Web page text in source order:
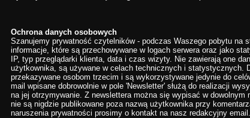
Ochrona danych osobowych
Szanujemy prywatność czytelników - podczas Waszego pobytu na
informacje, które są przechowywane w logach serwera oraz jako
IP, typ przeglądarki klienta, data i czas wizyty. Nie zawierają one
użytkownika, są używane w celach technicznych i statystycznych.
przekazywane osobom trzecim i są wykorzystywane jedynie do
mail wpisane dobrowolnie w pole 'Newsletter' służą do realizacji
na jej otrzymywanie. Z newslettera można się wypisać w dowolnym
nie są nigdzie publikowane poza nazwą użytkownika przy
naruszenia prywatności prosimy o kontakt na nasz redakcyjny email.